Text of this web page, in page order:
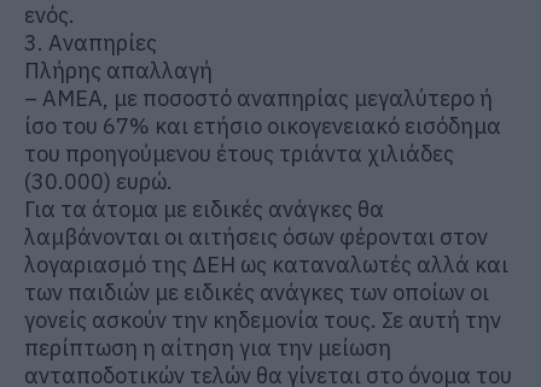
ενός.
3. Αναπηρίες
Πλήρης απαλλαγή
– ΑΜΕΑ, με ποσοστό αναπηρίας μεγαλύτερο ή
ίσο του 67% και ετήσιο οικογενειακό εισόδημα
του προηγούμενου έτους τριάντα χιλιάδες
(30.000) ευρώ.
Για τα άτομα με ειδικές ανάγκες θα
λαμβάνονται οι αιτήσεις όσων φέρονται στον
λογαριασμό της ΔΕΗ ως καταναλωτές αλλά και
των παιδιών με ειδικές ανάγκες των οποίων οι
γονείς ασκούν την κηδεμονία τους. Σε αυτή την
περίπτωση η αίτηση για την μείωση
ανταποδοτικών τελών θα γίνεται στο όνομα του